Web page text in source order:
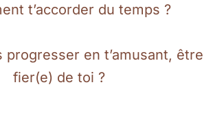
t’accorder du temps ?
progresser en t’amusant, être
fier(e) de toi ?